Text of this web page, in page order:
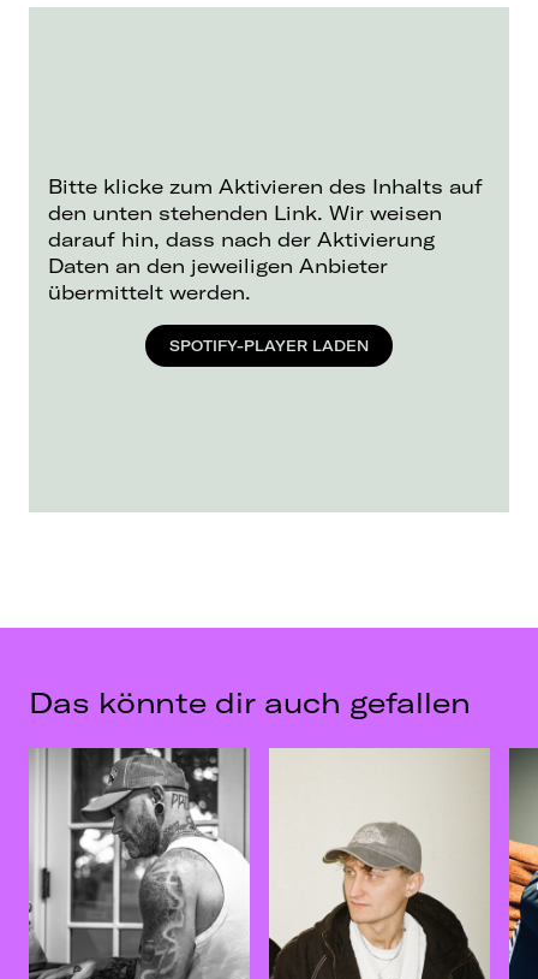
Bitte klicke zum Aktivieren des Inhalts auf
den unten stehenden Link. Wir weisen
darauf hin, dass nach der Aktivierung
Daten an den jeweiligen Anbieter
übermittelt werden.
SPOTIFY-PLAYER LADEN
Das könnte dir auch gefallen